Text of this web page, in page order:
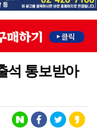
석 통보받아